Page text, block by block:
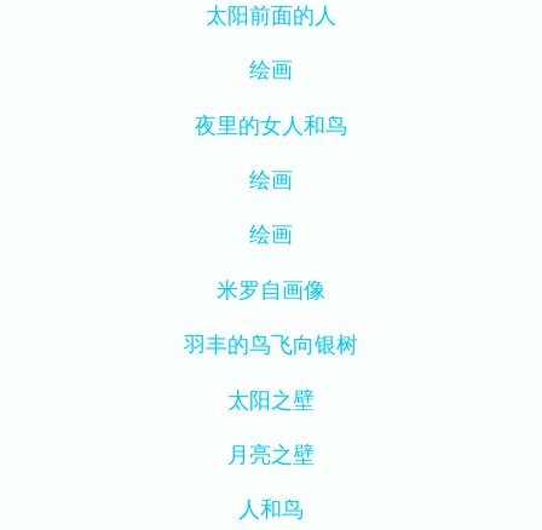
太阳前面的人
绘画
夜里的女人和鸟
绘画
绘画
米罗自画像
羽丰的鸟飞向银树
太阳之壁
月亮之壁
人和鸟